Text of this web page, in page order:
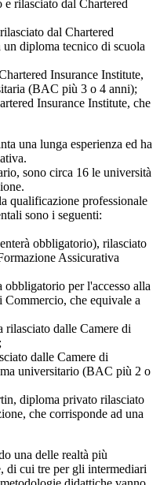
rilasciato dal Chartered
dal Chartered
un diploma tecnico di scuola
Insurance Institute,
(BAC più 3 o 4 anni);
Insurance Institute, che
una lunga esperienza ed ha
sono circa 16 le università
qualificazione professionale
sono i seguenti:
obbligatorio), rilasciato
Assicurativa
per l'accesso alla
Commercio, che equivale a
rilasciato dalle Camere di
dalle Camere di
universitario (BAC più 2 o
diploma privato rilasciato
che corrisponde ad una
una delle realtà più
di cui tre per gli intermediari